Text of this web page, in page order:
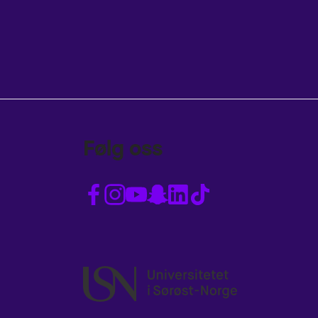
Følg oss